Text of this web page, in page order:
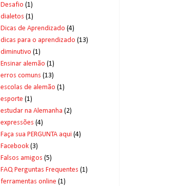
Desafio (1)
dialetos (1)
Dicas de Aprendizado (4)
dicas para o aprendizado (13)
diminutivo (1)
Ensinar alemão (1)
erros comuns (13)
escolas de alemão (1)
esporte (1)
estudar na Alemanha (2)
expressões (4)
Faça sua PERGUNTA aqui (4)
Facebook (3)
Falsos amigos (5)
FAQ Perguntas Frequentes (1)
ferramentas online (1)